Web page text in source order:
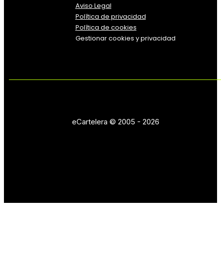
Aviso Legal
Política de privacidad
Política de cookies
Gestionar cookies y privacidad
eCartelera © 2005 - 2026